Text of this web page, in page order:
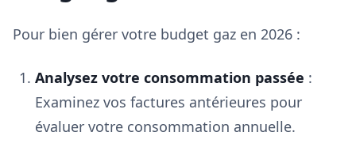
Pour bien gérer votre budget gaz en 2026 :
Analysez votre consommation passée :
Examinez vos factures antérieures pour
évaluer votre consommation annuelle.